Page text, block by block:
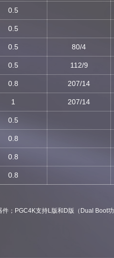
0.5
0.5
0.5 80/4
0.5 112/9
0.8 207/14
1 207/14
0.5
0.8
0.8
0.8
；PGC4K支持L版和D版（Dual Boot